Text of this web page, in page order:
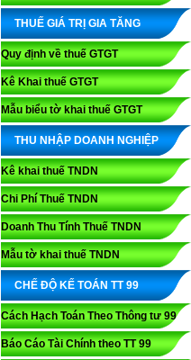
THUẾ GIÁ TRỊ GIA TĂNG
Quy định về thuế GTGT
Kê Khai thuế GTGT
Mẫu biểu tờ khai thuế GTGT
THU NHẬP DOANH NGHIỆP
Kê khai thuế TNDN
Chi Phí Thuế TNDN
Doanh Thu Tính Thuế TNDN
Mẫu tờ khai thuế TNDN
CHẾ ĐỘ KẾ TOÁN TT 99
Cách Hạch Toán Theo Thông tư 99
Báo Cáo Tài Chính theo TT 99